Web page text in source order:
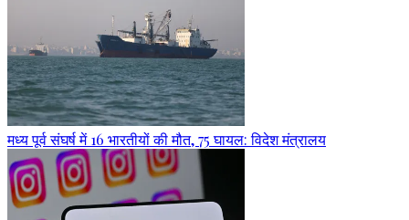
मध्य पूर्व संघर्ष में 16 भारतीयों की मौत, 75 घायल: विदेश मंत्रालय